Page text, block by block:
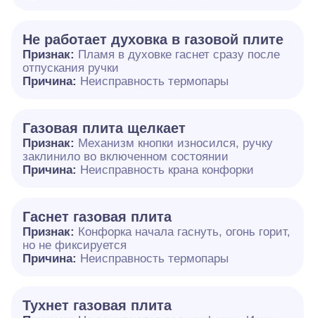
Не работает духовка в газовой плите
Признак: Пламя в духовке гаснет сразу после
отпускания ручки
Причина: Неисправность термопары
Газовая плита щелкает
Признак: Механизм кнопки износился, ручку
заклинило во включенном состоянии
Причина: Неисправность крана конфорки
Гаснет газовая плита
Признак: Конфорка начала гаснуть, огонь горит,
но не фиксируется
Причина: Неисправность термопары
Тухнет газовая плита